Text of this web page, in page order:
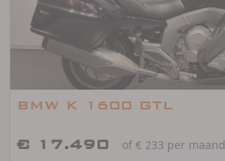
BMW K 1600 GTL
€ 17.490
of € 233 per maand